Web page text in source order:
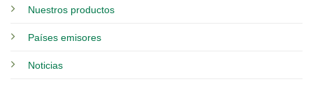
Nuestros productos
Países emisores
Noticias